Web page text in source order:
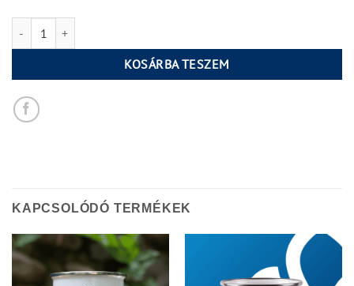
MCSSZ Vintage kerámiabögre // III. mennyiség
KOSÁRBA TESZEM
KAPCSOLÓDÓ TERMÉKEK